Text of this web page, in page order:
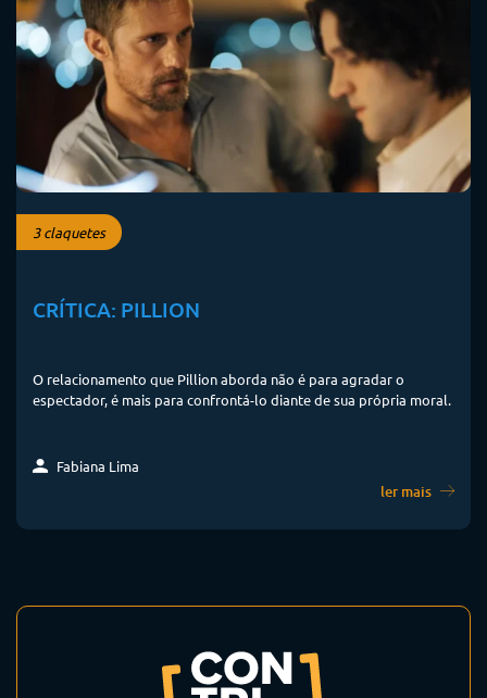
3 claquetes
CRÍTICA: PILLION
O relacionamento que Pillion aborda não é para agradar o
espectador, é mais para confrontá-lo diante de sua própria moral.
Fabiana Lima
ler mais